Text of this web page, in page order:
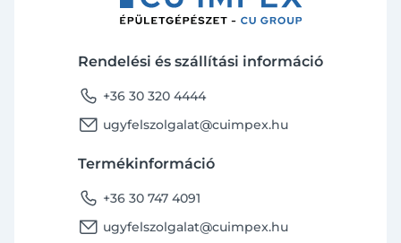
Rendelési és szállítási információ
phone +36 30 320 4444
email ugyfelszolgalat@cuimpex.hu
Termékinformáció
phone +36 30 747 4091
email ugyfelszolgalat@cuimpex.hu